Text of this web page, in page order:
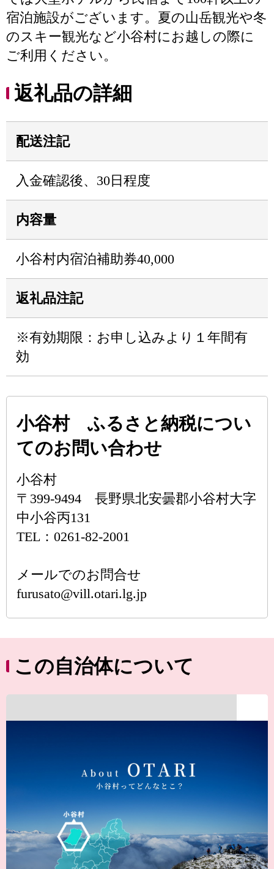
宿泊施設がございます。夏の山岳観光や冬
のスキー観光など小谷村にお越しの際に
ご利用ください。
返礼品の詳細
配送注記
入金確認後、30日程度
内容量
小谷村内宿泊補助券40,000
返礼品注記
※有効期限：お申し込みより１年間有
効
小谷村 ふるさと納税につい
てのお問い合わせ
小谷村
〒399-9494 長野県北安曇郡小谷村大字
中小谷丙131
TEL：0261-82-2001
メールでのお問合せ
furusato@vill.otari.lg.jp
この自治体について